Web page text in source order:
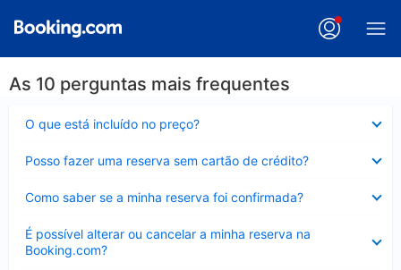
As 10 perguntas mais frequentes
O que está incluído no preço?
Posso fazer uma reserva sem cartão de crédito?
Como saber se a minha reserva foi confirmada?
É possível alterar ou cancelar a minha reserva na
Booking.com?
Contraído